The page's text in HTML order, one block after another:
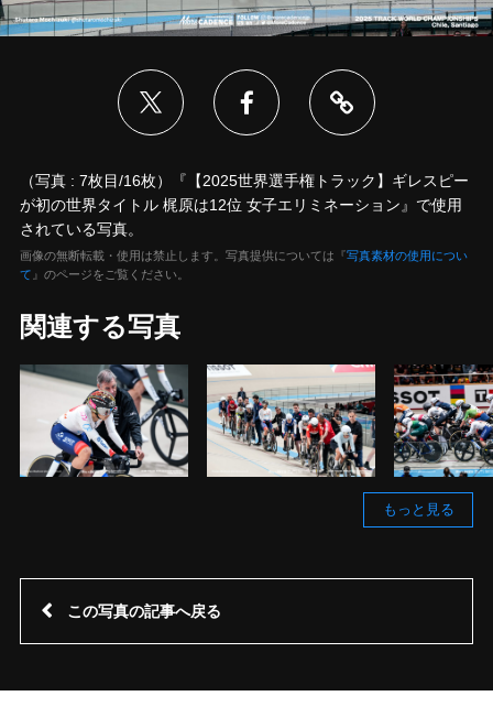
（写真 : 7枚目/16枚）『【2025世界選手権トラック】ギレスピー
が初の世界タイトル 梶原は12位 女子エリミネーション』で使用
されている写真。
画像の無断転載・使用は禁止します。写真提供については『写真素材の使用につい
て 』のページをご覧ください。
関連する写真
もっと見る
この写真の記事へ戻る